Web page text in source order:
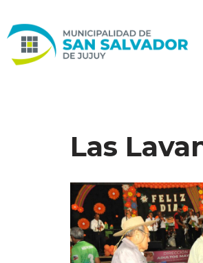
Ir
al
Las